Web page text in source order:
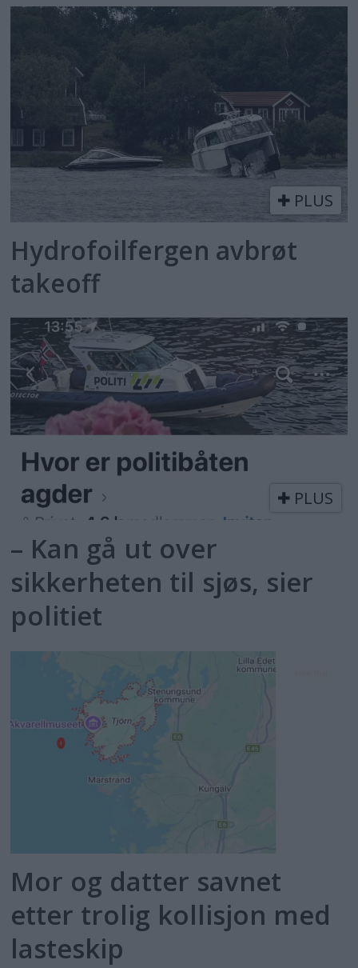
PLUS
Hydrofoilfergen avbrøt
takeoff
PLUS
– Kan gå ut over
sikkerheten til sjøs, sier
politiet
Mor og datter savnet
etter trolig kollisjon med
lasteskip